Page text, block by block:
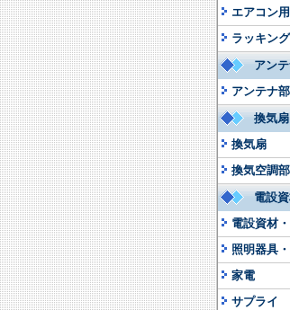
エアコン
ラッキン
アン
アンテナ
換気扇
換気扇
換気空調
電設
電設資材
照明器具
家電
サプライ